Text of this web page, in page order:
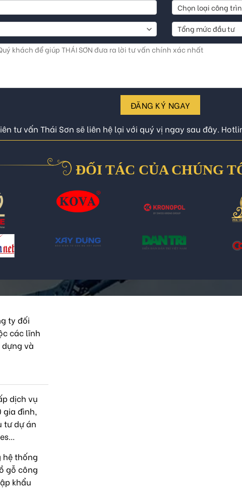
ĐĂNG KÝ NGAY
tư vấn Thái Sơn sẽ liên hệ lại với quý vị ngay sau đây.
ĐỐI TÁC CỦA CHÚNG
ty đối
các lĩnh
và
dịch vụ
gia đình,
tư dự án
hệ thống
gỗ công
khẩu